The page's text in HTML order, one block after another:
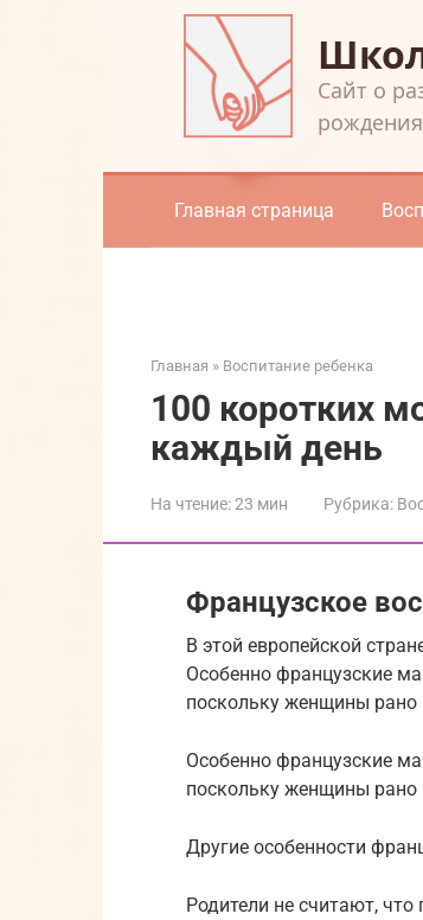
Cайт о
рождения
Главная страница
Главная » Воспитание ребенка
100 коротких
каждый день
На чтение:23 мин Рубрика:
Французское
В этой европейской
Особенно французские
поскольку женщины рано
Особенно французские
поскольку женщины рано
Другие особенности
Родители не считают,